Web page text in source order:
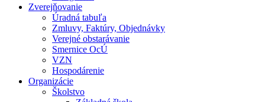
Zverejňovanie
Úradná tabuľa
Zmluvy, Faktúry, Objednávky
Verejné obstarávanie
Smernice OcÚ
VZN
Hospodárenie
Organizácie
Školstvo